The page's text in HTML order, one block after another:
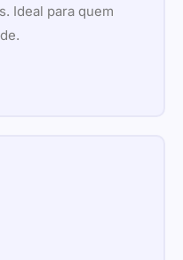
Ideal para quem